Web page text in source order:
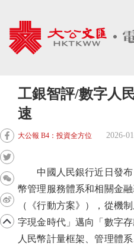
工銀智評/數字人
速
大公報 B4：投資全方位 2026-
中國人民銀行近日發布
幣管理服務體系和相關金
（《行動方案》），從機
字現金時代」邁向「數字
人民幣計量框架、管理體